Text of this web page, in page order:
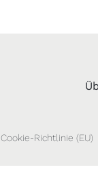
Cookie-Richtlinie (EU)